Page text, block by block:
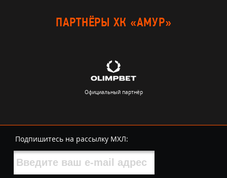
ПАРТНЁРЫ ХК «АМУР»
Официальный партнёр
Подпишитесь на рассылку МХЛ: